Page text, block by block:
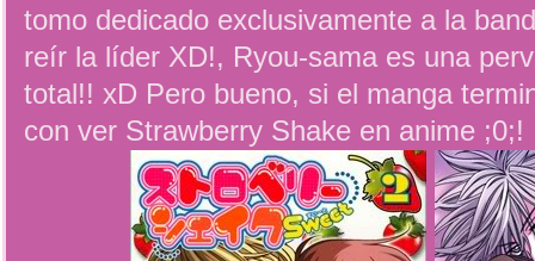
tomo dedicado exclusivamente a la
reír la líder XD!, Ryou-sama es una
total!! xD Pero bueno, si el manga
con ver Strawberry Shake en anime ;0;!